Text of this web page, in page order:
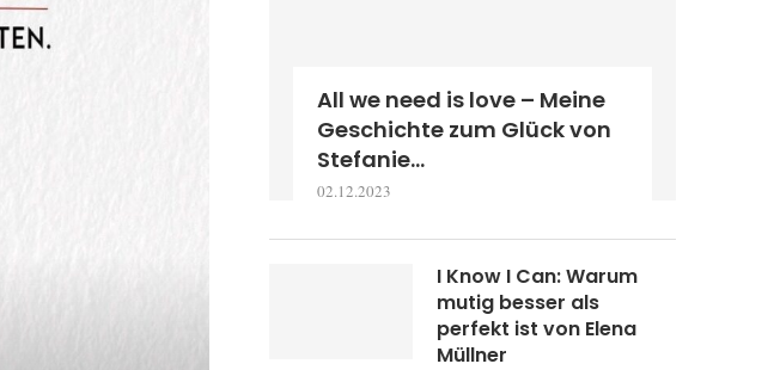
All we need is love – Meine
Geschichte zum Glück von
Stefanie...
02.12.2023
I Know I Can: Warum
mutig besser als
perfekt ist von Elena
Müllner